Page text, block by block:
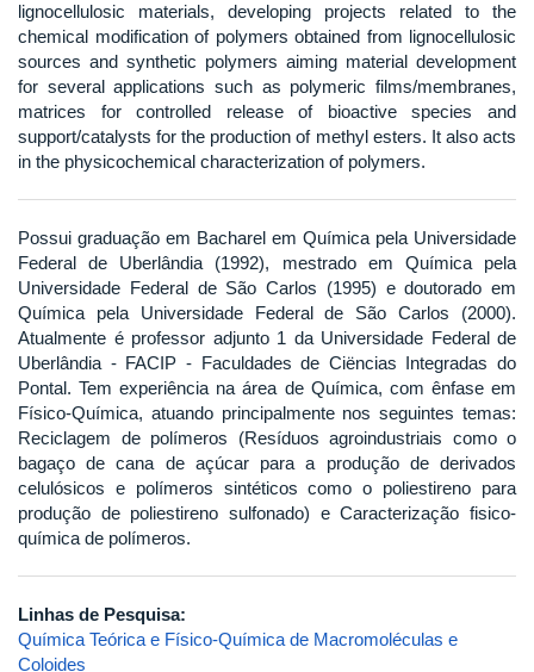
lignocellulosic materials, developing projects related to the
chemical modification of polymers obtained from lignocellulosic
sources and synthetic polymers aiming material development
for several applications such as polymeric films/membranes,
matrices for controlled release of bioactive species and
support/catalysts for the production of methyl esters. It also acts
in the physicochemical characterization of polymers.
Possui graduação em Bacharel em Química pela Universidade
Federal de Uberlândia (1992), mestrado em Química pela
Universidade Federal de São Carlos (1995) e doutorado em
Química pela Universidade Federal de São Carlos (2000).
Atualmente é professor adjunto 1 da Universidade Federal de
Uberlândia - FACIP - Faculdades de Ciëncias Integradas do
Pontal. Tem experiência na área de Química, com ênfase em
Físico-Química, atuando principalmente nos seguintes temas:
Reciclagem de polímeros (Resíduos agroindustriais como o
bagaço de cana de açúcar para a produção de derivados
celulósicos e polímeros sintéticos como o poliestireno para
produção de poliestireno sulfonado) e Caracterização fisico-
química de polímeros.
Linhas de Pesquisa:
Química Teórica e Físico-Química de Macromoléculas e
Coloides